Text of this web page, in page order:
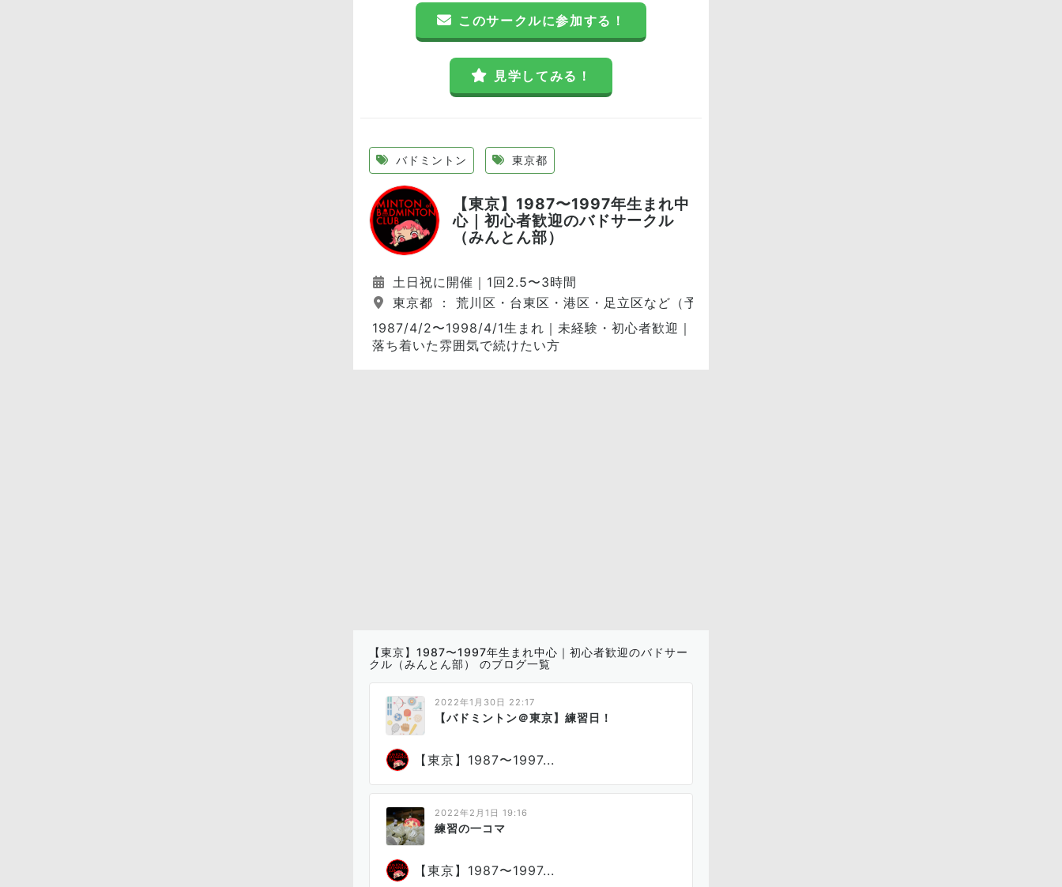
このサークルに参加する！
見学してみる！
バドミントン 東京都
【東京】1987〜1997年生まれ中
心｜初心者歓迎のバドサークル
（みんとん部）
土日祝に開催｜1回2.5〜3時間
東京都 ： 荒川区・台東区・港区・足立区など（予約状況により変動）
1987/4/2〜1998/4/1生まれ｜未経験・初心者歓迎｜
落ち着いた雰囲気で続けたい方
【東京】1987〜1997年生まれ中心｜初心者歓迎のバドサー
クル（みんとん部） のブログ一覧
2022年1月30日 22:17
【バドミントン＠東京】練習日！
【東京】1987〜1997...
2022年2月1日 19:16
練習の一コマ
【東京】1987〜1997...